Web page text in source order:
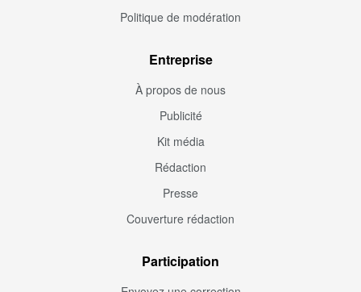
Politique de modération
Entreprise
À propos de nous
Publicité
Kit média
Rédaction
Presse
Couverture rédaction
Participation